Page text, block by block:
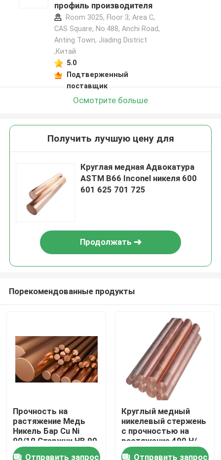
Товары
О нас
профиль производителя
Room 3025, Floor 3, Area C,
CAS Square, No.488, Anchi Road,
Anting Town, Jiading District
,Китай
5.0
Подтверженный
поставщик
Осмотрите больше
Получить лучшую цену для
Круглая медная Адвокатура
ASTM B66 Inconel никеля 600
601 625 701 725
Продолжать
Порекомендованные продукты
Прочность на
растяжение Медь
Никель Бар Cu Ni
90/10 Стержни HB 90
Жесткость для
Отправить запрос
Круглый медный
никелевый стержень
с прочностью на
растяжение 490 Н/
мм2
Отправить запрос